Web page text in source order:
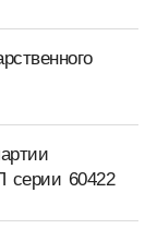
серии 60422